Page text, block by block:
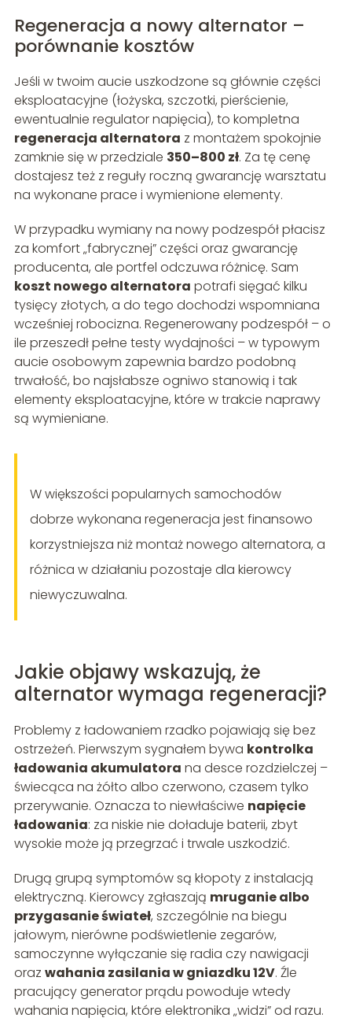
Regeneracja a nowy alternator –
porównanie kosztów
Jeśli w twoim aucie uszkodzone są głównie części
eksploatacyjne (łożyska, szczotki, pierścienie,
ewentualnie regulator napięcia), to kompletna
regeneracja alternatora z montażem spokojnie
zamknie się w przedziale 350–800 zł. Za tę cenę
dostajesz też z reguły roczną gwarancję warsztatu
na wykonane prace i wymienione elementy.
W przypadku wymiany na nowy podzespół płacisz
za komfort „fabrycznej” części oraz gwarancję
producenta, ale portfel odczuwa różnicę. Sam
koszt nowego alternatora potrafi sięgać kilku
tysięcy złotych, a do tego dochodzi wspomniana
wcześniej robocizna. Regenerowany podzespół – o
ile przeszedł pełne testy wydajności – w typowym
aucie osobowym zapewnia bardzo podobną
trwałość, bo najsłabsze ogniwo stanowią i tak
elementy eksploatacyjne, które w trakcie naprawy
są wymieniane.
W większości popularnych samochodów
dobrze wykonana regeneracja jest finansowo
korzystniejsza niż montaż nowego alternatora, a
różnica w działaniu pozostaje dla kierowcy
niewyczuwalna.
Jakie objawy wskazują, że
alternator wymaga regeneracji?
Problemy z ładowaniem rzadko pojawiają się bez
ostrzeżeń. Pierwszym sygnałem bywa kontrolka
ładowania akumulatora na desce rozdzielczej –
świecąca na żółto albo czerwono, czasem tylko
przerywanie. Oznacza to niewłaściwe napięcie
ładowania: za niskie nie doładuje baterii, zbyt
wysokie może ją przegrzać i trwale uszkodzić.
Drugą grupą symptomów są kłopoty z instalacją
elektryczną. Kierowcy zgłaszają mruganie albo
przygasanie świateł, szczególnie na biegu
jałowym, nierówne podświetlenie zegarów,
samoczynne wyłączanie się radia czy nawigacji
oraz wahania zasilania w gniazdku 12V. Źle
pracujący generator prądu powoduje wtedy
wahania napięcia, które elektronika „widzi” od razu.